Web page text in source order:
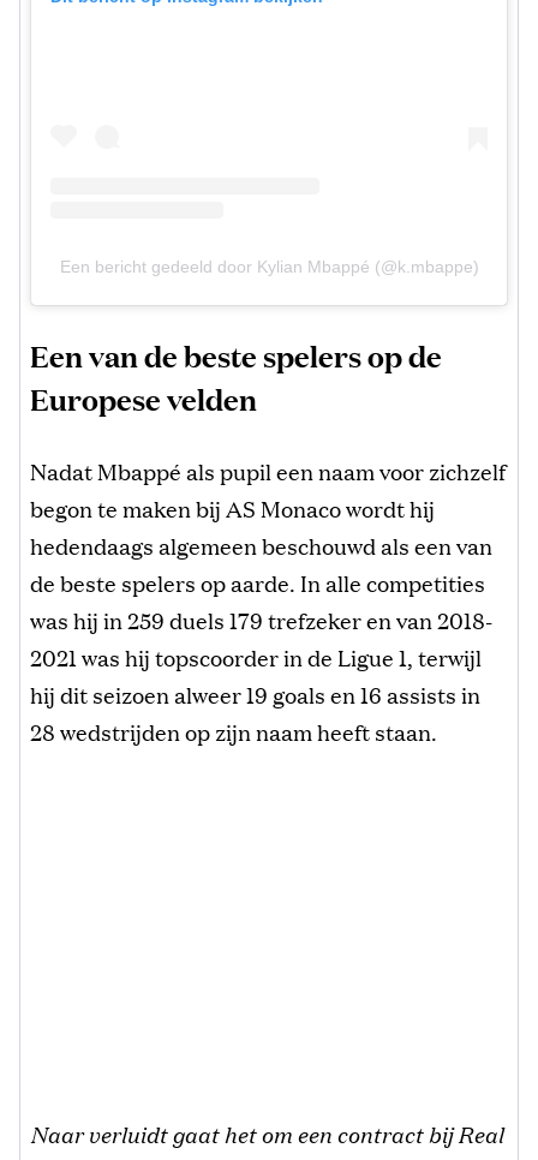
Een bericht gedeeld door Kylian Mbappé (@k.mbappe)
Een van de beste spelers op de
Europese velden
Nadat Mbappé als pupil een naam voor zichzelf
begon te maken bij AS Monaco wordt hij
hedendaags algemeen beschouwd als een van
de beste spelers op aarde. In alle competities
was hij in 259 duels 179 trefzeker en van 2018-
2021 was hij topscoorder in de Ligue 1, terwijl
hij dit seizoen alweer 19 goals en 16 assists in
28 wedstrijden op zijn naam heeft staan.
Naar verluidt gaat het om een contract bij Real